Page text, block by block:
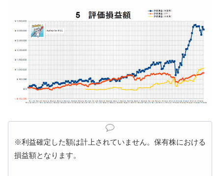
※利益確定した額は計上されていません。保有株における
損益額となります。